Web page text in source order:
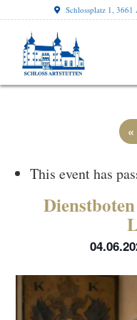
Schlossplatz 1, 3661
This event has